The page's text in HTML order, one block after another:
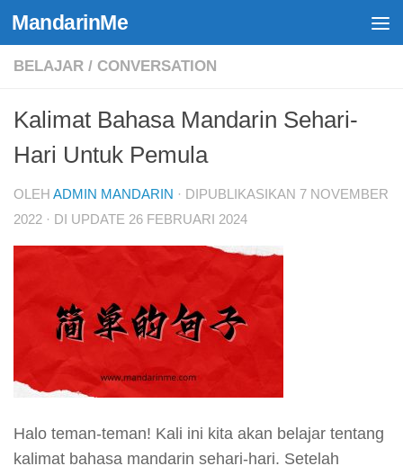
Skip to content
MandarinMe
BELAJAR / CONVERSATION
Kalimat Bahasa Mandarin Sehari-
Hari Untuk Pemula
OLEH ADMIN MANDARIN · DIPUBLIKASIKAN 7 NOVEMBER
2022 · DI UPDATE 26 FEBRUARI 2024
Halo teman-teman! Kali ini kita akan belajar tentang
kalimat bahasa mandarin sehari-hari. Setelah